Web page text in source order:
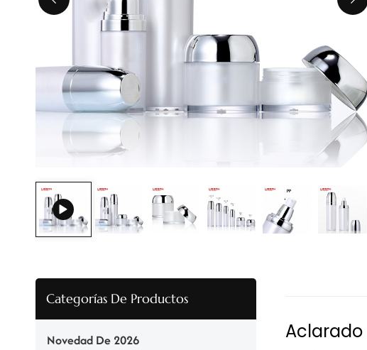
Categorías De Productos
Novedad De 2026